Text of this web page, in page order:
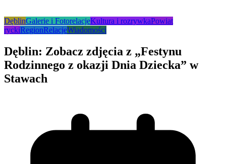
DęblinGalerie i FotorelacjeKultura i rozrywkaPowiat
ryckiRegionRelacjeWiadomości
Dęblin: Zobacz zdjęcia z „Festynu
Rodzinnego z okazji Dnia Dziecka” w
Stawach